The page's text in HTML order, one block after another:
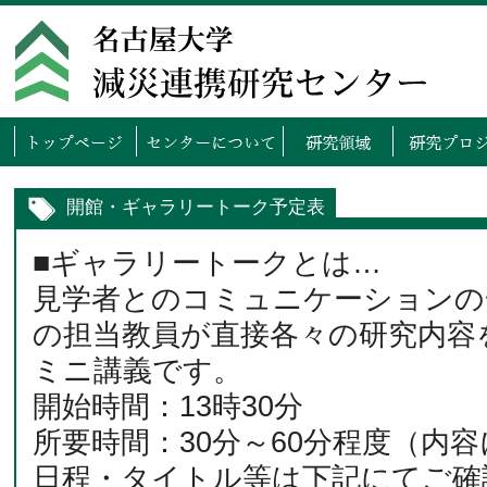
トップページ センタ
開館・ギャラリートーク予定表
■ギャラリートークとは…
見学者とのコミュニケーション
の担当教員が直接各々の研究内
ミニ講義です。
開始時間：13時30分
所要時間：30分～60分程度（内
日程・タイトル等は下記にてご